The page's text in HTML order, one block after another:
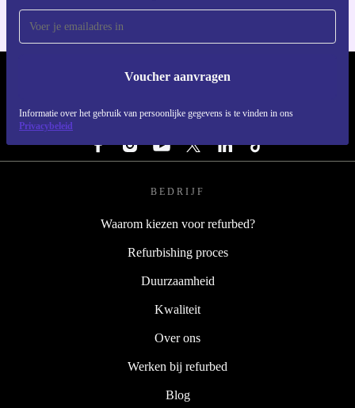
Voucher aanvragen
Informatie over het gebruik van persoonlijke gegevens is te vinden in ons
Privacybeleid
REFURBED NEDERLAND - RETHINK NEW.
VOLG ONS
BEDRIJF
Waarom kiezen voor refurbed?
Refurbishing proces
Duurzaamheid
Kwaliteit
Over ons
Werken bij refurbed
Blog